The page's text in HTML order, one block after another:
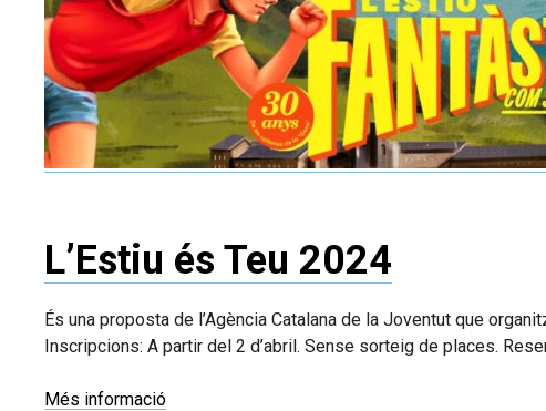
L’Estiu és Teu 2024
És una proposta de l’Agència Catalana de la Joventut que
Inscripcions: A partir del 2 d’abril. Sense sorteig de places.
Més informació